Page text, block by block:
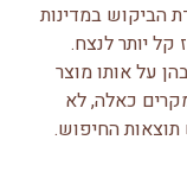
הביקוש במדינות
יותר לנצח.
על אותו מוצר
כאלה, לא
תוצאות החיפוש.